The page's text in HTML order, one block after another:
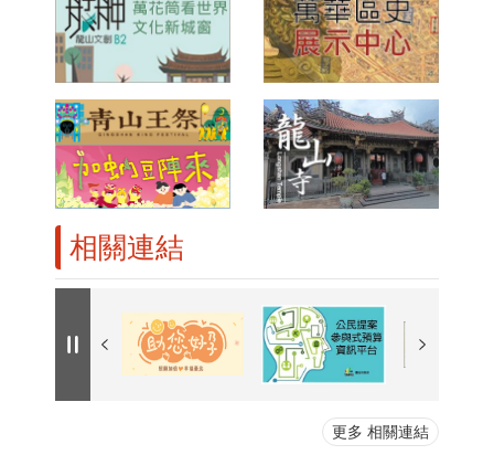
相關連結
更多 相關連結